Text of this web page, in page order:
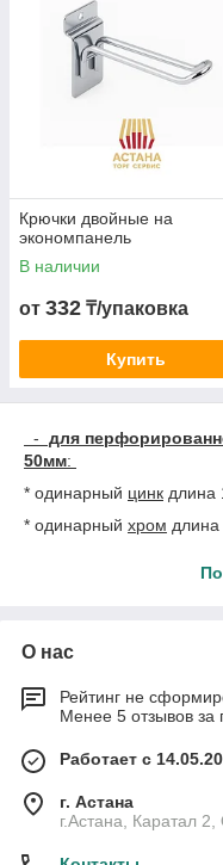
Крючки двойные на
экономпанель
В наличии
от 332 ₸/упаковка
Купить
- для
50мм:
* одинарный цинк длина
* одинарный хром
- для экономпанели:
* одинарный длина 100,
Все в наличии.
О нас
Рейтинг не
Менее 5 отзывов за
Работает с
г. Астана
г.Астана, Каратал